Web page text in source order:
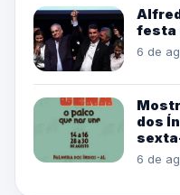
festa
6 de
dos
6 de